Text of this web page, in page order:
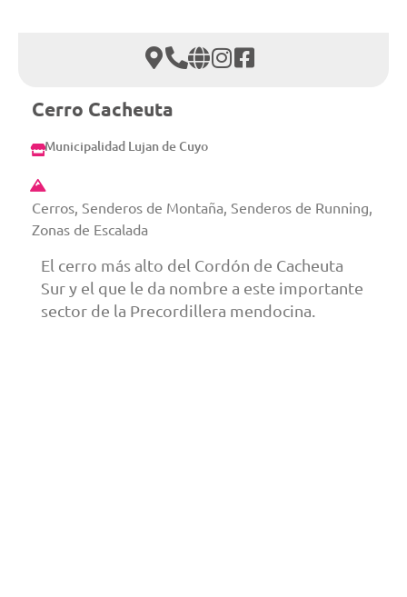
Cerro Cacheuta
Municipalidad Lujan de Cuyo
Cerros, Senderos de Montaña, Senderos de Running,
Zonas de Escalada
El cerro más alto del Cordón de Cacheuta
Sur y el que le da nombre a este importante
sector de la Precordillera mendocina.